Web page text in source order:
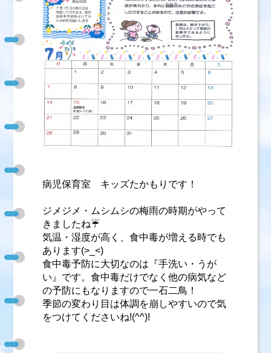
病児保育室 キッズたかもりです！
ジメジメ・ムシムシの梅雨の時期がやって
きましたね☔
気温・湿度が高く、食中毒が増える時でも
あります(>_<)
食中毒予防に大切なのは『手洗い・うが
い』です。食中毒だけでなく他の病気など
の予防にもなりますので一石二鳥！
季節の変わり目は体調を崩しやすいので気
をつけてくださいね!(^^)!